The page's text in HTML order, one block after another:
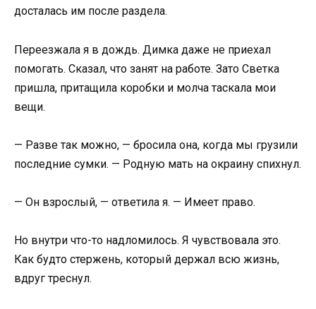
досталась им после раздела.
Переезжала я в дождь. Димка даже не приехал
помогать. Сказал, что занят на работе. Зато Светка
пришла, притащила коробки и молча таскала мои
вещи.
— Разве так можно, — бросила она, когда мы грузили
последние сумки. — Родную мать на окраину спихнул.
— Он взрослый, — ответила я. — Имеет право.
Но внутри что-то надломилось. Я чувствовала это.
Как будто стержень, который держал всю жизнь,
вдруг треснул.